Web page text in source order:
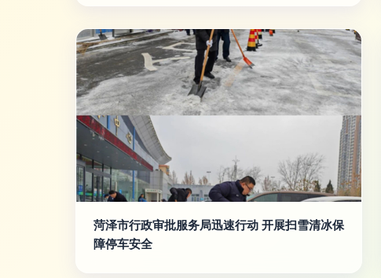
菏泽市行政审批服务局迅速行动 开展扫雪清冰保
障停车安全